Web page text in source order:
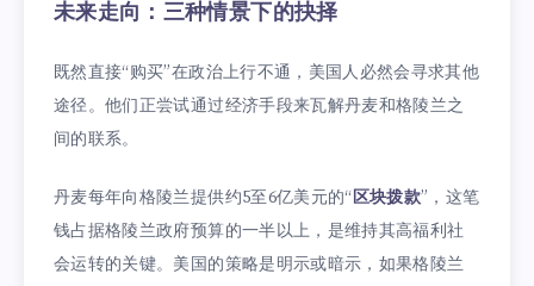
未来走向：三种情景下的抉择
既然直接“购买”在政治上行不通，美国人必然会寻求其他
途径。他们正尝试通过经济手段来瓦解丹麦和格陵兰之
间的联系。
丹麦每年向格陵兰提供约5至6亿美元的“区块拨款”，这笔
钱占据格陵兰政府预算的一半以上，是维持其高福利社
会运转的关键。美国的策略是明示或暗示，如果格陵兰